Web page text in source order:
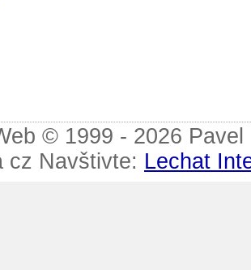
© 1999 - 2026
cz Navštivte: Lechat